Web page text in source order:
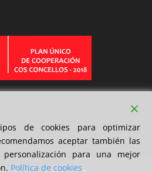
de cookies para optimizar
aceptar también las
para una mejor
Política de cookies